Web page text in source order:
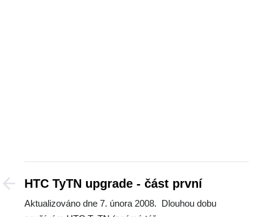
HTC TyTN upgrade - část první
Aktualizováno dne 7. února 2008. Dlouhou dobu